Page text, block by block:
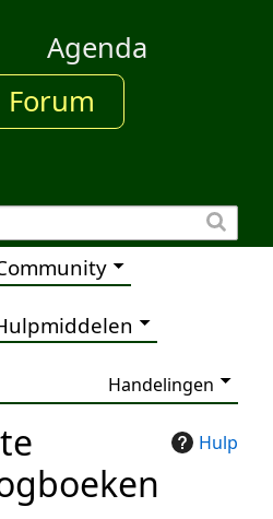
Agenda
Forum
Handelingen
Hulp